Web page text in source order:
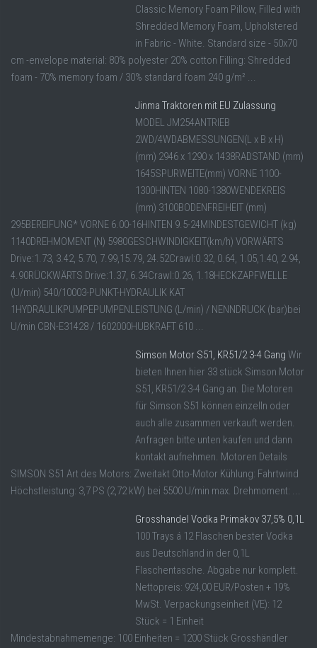
Classic Memory Foam Pillow, Filled with
Shredded Memory Foam, Upholstered
in Fabric - White. Standard size - 50x70
cm -envelope material: 80% polyester 20% cotton Filling: Shredded
foam - 70% memory foam / 30% standard foam 240 g/m² ...
Jinma Traktoren mit EU Zulassung
MODEL JM254ANTRIEB
2WD/4WDABMESSUNGEN(L x B x H)
(mm) 2946 x 1290 x 1438RADSTAND (mm)
1645SPURWEITE(mm) VORNE 1100-
1300HINTEN 1080-1380WENDEKREIS
(mm) 3100BODENFREIHEIT (mm)
295BEREIFUNG* VORNE 6.00-16HINTEN 9.5-24MINDESTGEWICHT (kg)
1140DREHMOMENT (N) 5980GESCHWINDIGKEIT(km/h) VORWÄRTS
Drive:1.73, 3.42, 5.70, 7.99,15.79, 24.52Crawl:0.32, 0.64, 1.05,1.40, 2.94,
4.90RÜCKWÄRTS Drive:1.37, 6.34Crawl:0.26, 1.18HECKZAPFWELLE
(U/min) 540/10003-PUNKT-HYDRAULIK KAT
1HYDRAULIKPUMPEPUMPENLEISTUNG (L/min) / NENNDRUCK (bar)bei
U/min CBN-E31428 / 1602000HUBKRAFT 610 ...
Simson Motor S51, KR51/2 3-4 Gang Wir
bieten Ihnen hier 33 stück Simson Motor
S51, KR51/2 3-4 Gang an. Die Motoren
für Simson S51 können einzelln oder
auch alle zusammen verkauft werden.
Anfragen bitte unten kaufen und dann
kontakt aufnehmen. Motoren Details
SIMSON S51 Art des Motors: Zweitakt Otto-Motor Kühlung: Fahrtwind
Höchstleistung: 3,7 PS (2,72 kW) bei 5500 U/min max. Drehmoment: ...
Grosshandel Vodka Primakov 37,5% 0,1L
100 Trays á 12 Flaschen bester Vodka
aus Deutschland in der 0,1L
Flaschentasche. Abgabe nur komplett.
Nettopreis: 924,00 EUR/Posten + 19%
MwSt. Verpackungseinheit (VE): 12
Stück = 1 Einheit
Mindestabnahmemenge: 100 Einheiten = 1200 Stück Grosshändler